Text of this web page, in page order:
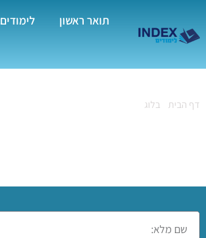
תואר ראשון לימודים
דף הבית בלוג